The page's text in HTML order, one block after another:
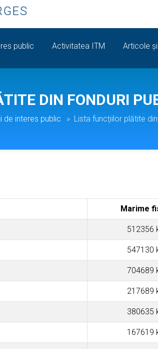
public Activitatea ITM Articole
DIN FONDURI
de interes public Lista funcțiilor plătite
Marime
512356
547130
704689
217689
380635
167619